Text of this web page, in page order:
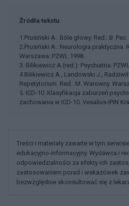
Źródła tekstu
1.Prusiński A.: Bóle głowy. Red.: B.
2.Prusiński A.: Neurologia praktyczna.
Warszawa: PZWL 1998.
3. Bilikiewicz A.(red.): Psychiatria.
4.Bilikiewicz A., Landowski J.,
Repetytorium. Red.: M. Warowny.
5. ICD-10. Klasyfikacja zaburzeń
zachowania w ICD-10. Vesalius-IPiN
Treści i materiały zawarte w tym
edukacyjno-informacyjny. Wydawca i
odpowiedzialności za efekty ich
zastosowaniem porad i wskazówek
bezwzględnie skonsultować się z